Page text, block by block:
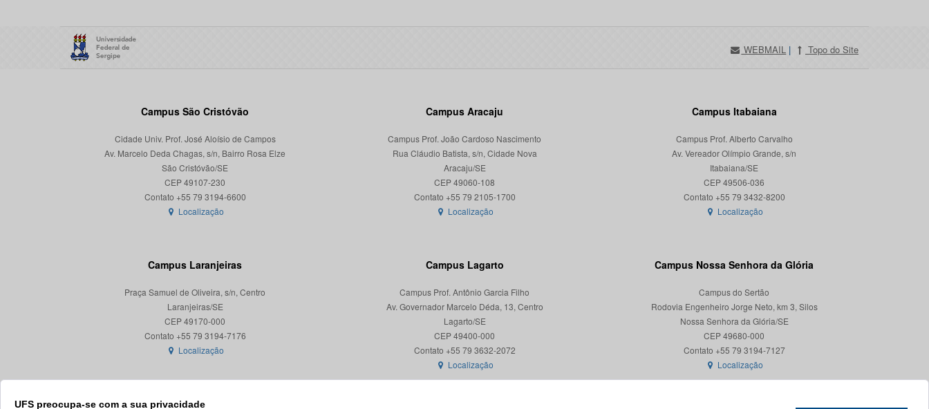
UFS preocupa-se com a sua privacidade
WEBMAIL | Topo do Site
Campus São Cristóvão
Cidade Univ. Prof. José Aloísio de Campos
Av. Marcelo Deda Chagas, s/n, Bairro Rosa Elze
São Cristóvão/SE
CEP 49107-230
Localização
Campus Aracaju
Campus Prof. João Cardoso Nascimento
Rua Cláudio Batista, s/n, Cidade Nova
Aracaju/SE
CEP 49060-108
Localização
Campus Itabaiana
Campus Prof. Alberto Carvalho
Av. Vereador Olímpio Grande, s/n
Itabaiana/SE
CEP 49506-036
Localização
Campus Laranjeiras
Praça Samuel de Oliveira, s/n, Centro
Laranjeiras/SE
CEP 49170-000
Localização
Campus Lagarto
Campus Prof. Antônio Garcia Filho
Av. Governador Marcelo Déda, 13, Centro
Lagarto/SE
CEP 49400-000
Localização
Campus Nossa Senhora da Glória
Campus do Sertão
Rodovia Engenheiro Jorge Neto, km 3, Silos
Nossa Senhora da Glória/SE
CEP 49680-000
Contato +55 79 3194-7127
Localização